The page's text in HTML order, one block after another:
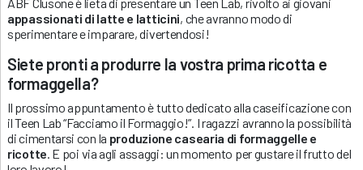
appassionati di latte e latticini, che avranno modo di
sperimentare e imparare, divertendosi!
Siete pronti a produrre la vostra prima ricotta e
formaggella?
Il prossimo appuntamento è tutto dedicato alla caseificazione con
il Teen Lab “Facciamo il Formaggio!”. I ragazzi avranno la possibilità
di cimentarsi con la produzione casearia di formaggelle e
ricotte . E poi via agli assaggi: un momento per gustare il frutto del